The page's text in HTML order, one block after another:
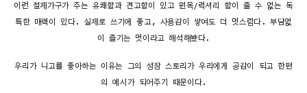
이런 철제가구가 주는 유쾌함과 견고함이 있고 원목/럭셔리 함이 줄 수 없는 독
특한 매력이 있다. 실제로 쓰기에 좋고, 사용감이 쌓여도 더 멋스럽다. 부담없
이 즐기는 멋이라고 해석해봤다.
우리가 니고를 좋아하는 이유는 그의 성장 스토리가 우리에게 공감이 되고 한편
의 예시가 되어주기 때문이다.